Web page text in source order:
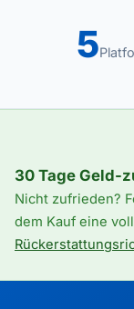
5
30 Tage Geld-
Nicht zufrieden?
dem Kauf eine